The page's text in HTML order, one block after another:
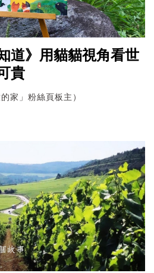
道》用貓貓視角看世
貴
家」粉絲頁板主）